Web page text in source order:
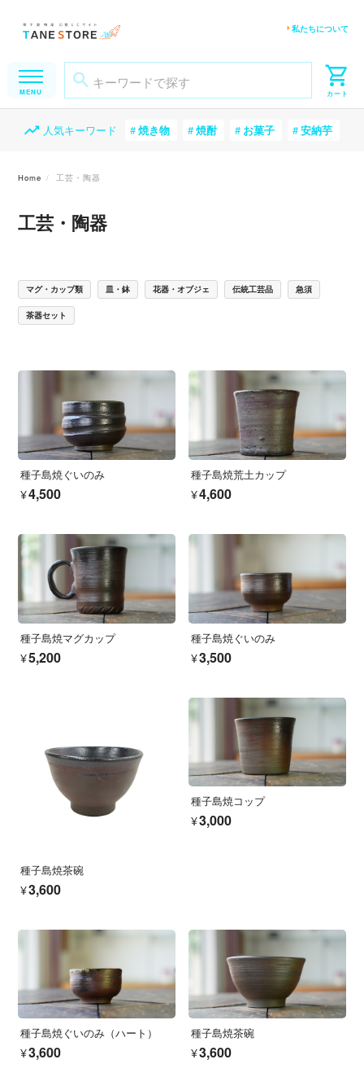
私たちについて
人気キーワード 焼き物 焼酎 お菓子 安納芋
Home 工芸・陶器
工芸・陶器
マグ・カップ類 皿・鉢 花器・オブジェ 伝統工芸品 急須
茶器セット
種子島焼ぐいのみ
¥4,500
種子島焼荒土カップ
¥4,600
種子島焼マグカップ
¥5,200
種子島焼ぐいのみ
¥3,500
種子島焼茶碗
¥3,600
種子島焼コップ
¥3,000
種子島焼ぐいのみ（ハート）
¥3,600
種子島焼茶碗
¥3,600